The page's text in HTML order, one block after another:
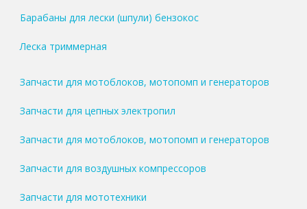
Барабаны для лески (шпули) бензокос
Леска триммерная
Запчасти для мотоблоков, мотопомп и генераторов
Запчасти для цепных электропил
Запчасти для мотоблоков, мотопомп и генераторов
Запчасти для воздушных компрессоров
Запчасти для мототехники